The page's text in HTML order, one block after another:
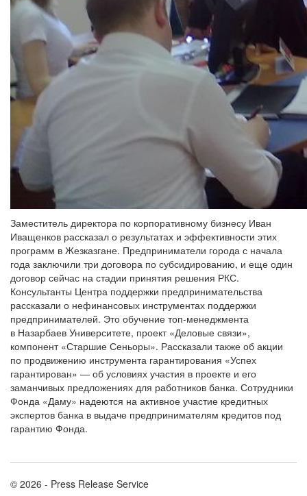
Заместитель директора по корпоративному бизнесу Иван
Иващенков рассказал о результатах и эффективности этих
программ в Жезказгане. Предприниматели города с начала
года заключили три договора по субсидированию, и еще один
договор сейчас на стадии принятия решения РКС.
Консультанты Центра поддержки предпринимательства
рассказали о нефинансовых инструментах поддержки
предпринимателей. Это обучение топ-менеджмента
в Назарбаев Университете, проект «Деловые связи»,
компонент «Старшие Сеньоры». Рассказали также об акции
по продвижению инструмента гарантирования «Успех
гарантирован» — об условиях участия в проекте и его
заманчивых предложениях для работников банка. Сотрудники
Фонда «Даму» надеются на активное участие кредитных
экспертов банка в выдаче предпринимателям кредитов под
гарантию Фонда.
© 2026 - Press Release Service